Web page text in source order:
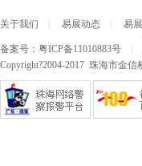
关于我们 易展动态 易
备案号： 粤ICP备11010883号
Copyright?2004-2017 珠海市金